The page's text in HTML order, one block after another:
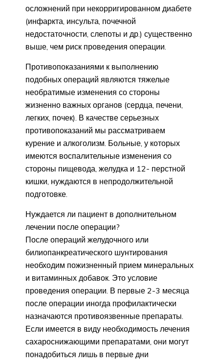
осложнений при некорригированном диабете
(инфаркта, инсульта, почечной
недостаточности, слепоты и др.) существенно
выше, чем риск проведения операции.
Противопоказаниями к выполнению
подобных операций являются тяжелые
необратимые изменения со стороны
жизненно важных органов (сердца, печени,
легких, почек). В качестве серьезных
противопоказаний мы рассматриваем
курение и алкоголизм. Больные, у которых
имеются воспалительные изменения со
стороны пищевода, желудка и 12- перстной
кишки, нуждаются в непродолжительной
подготовке.
Нуждается ли пациент в дополнительном
лечении после операции?
После операций желудочного или
билиопанкреатического шунтирования
необходим пожизненный прием минеральных
и витаминных добавок. Это условие
проведения операции. В первые 2-3 месяца
после операции иногда профилактически
назначаются противоязвенные препараты.
Если имеется в виду необходимость лечения
сахароснижающими препаратами, они могут
понадобиться лишь в первые дни